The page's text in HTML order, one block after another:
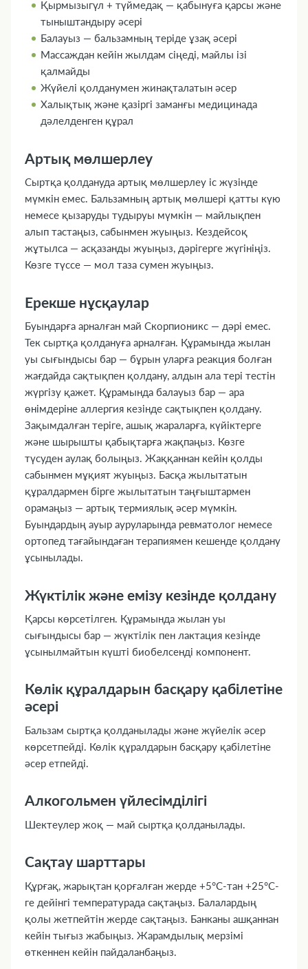
Қырмызыгүл + түймедақ — қабынуға қарсы және
тыныштандыру әсері
Балауыз — бальзамның теріде ұзақ әсері
Массаждан кейін жылдам сіңеді, майлы ізі
қалмайды
Жүйелі қолданумен жинақталатын әсер
Халықтық және қазіргі заманғы медицинада
дәлелденген құрал
Артық мөлшерлеу
Сыртқа қолдануда артық мөлшерлеу іс жүзінде
мүмкін емес. Бальзамның артық мөлшері қатты күю
немесе қызаруды тудыруы мүмкін — майлықпен
алып тастаңыз, сабынмен жуыңыз. Кездейсоқ
жұтылса — асқазанды жуыңыз, дәрігерге жүгініңіз.
Көзге түссе — мол таза сумен жуыңыз.
Ерекше нұсқаулар
Буындарға арналған май Скорпионикс — дәрі емес.
Тек сыртқа қолдануға арналған. Құрамында жылан
уы сығындысы бар — бұрын уларға реакция болған
жағдайда сақтықпен қолдану, алдын ала тері тестін
жүргізу қажет. Құрамында балауыз бар — ара
өнімдеріне аллергия кезінде сақтықпен қолдану.
Зақымдалған теріге, ашық жараларға, күйіктерге
және шырышты қабықтарға жақпаңыз. Көзге
түсуден аулақ болыңыз. Жаққаннан кейін қолды
сабынмен мұқият жуыңыз. Басқа жылытатын
құралдармен бірге жылытатын таңғыштармен
орамаңыз — артық термиялық әсер мүмкін.
Буындардың ауыр ауруларында ревматолог немесе
ортопед тағайындаған терапиямен кешенде қолдану
ұсынылады.
Жүктілік және емізу кезінде қолдану
Қарсы көрсетілген. Құрамында жылан уы
сығындысы бар — жүктілік пен лактация кезінде
ұсынылмайтын күшті биобелсенді компонент.
Көлік құралдарын басқару қабілетіне
әсері
Бальзам сыртқа қолданылады және жүйелік әсер
көрсетпейді. Көлік құралдарын басқару қабілетіне
әсер етпейді.
Алкогольмен үйлесімділігі
Шектеулер жоқ — май сыртқа қолданылады.
Сақтау шарттары
Құрғақ, жарықтан қорғалған жерде +5°C-тан +25°C-
ге дейінгі температурада сақтаңыз. Балалардың
қолы жетпейтін жерде сақтаңыз. Банканы ашқаннан
кейін тығыз жабыңыз. Жарамдылық мерзімі
өткеннен кейін пайдаланбаңыз.